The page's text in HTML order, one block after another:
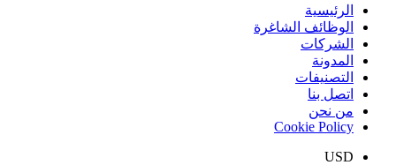
الرئيسية
الوظائف الشاغرة
الشركات
المدونة
التصنيفات
اتصل بنا
من نحن
Cookie Policy
USD